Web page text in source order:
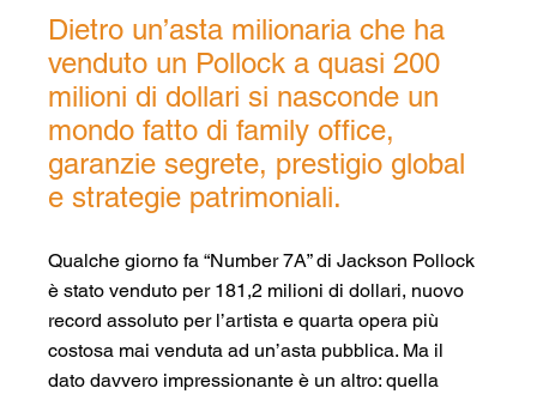
Dietro un’asta milionaria che ha
venduto un Pollock a quasi 200
milioni di dollari si nasconde un
mondo fatto di family office,
garanzie segrete, prestigio global
e strategie patrimoniali.
Qualche giorno fa “Number 7A” di Jackson Pollock
è stato venduto per 181,2 milioni di dollari, nuovo
record assoluto per l’artista e quarta opera più
costosa mai venduta ad un’asta pubblica. Ma il
dato davvero impressionante è un altro: quella